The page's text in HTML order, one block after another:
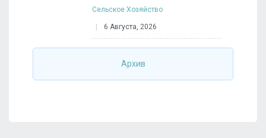
Сельское Хозяйство
6 Августа, 2026
Архив